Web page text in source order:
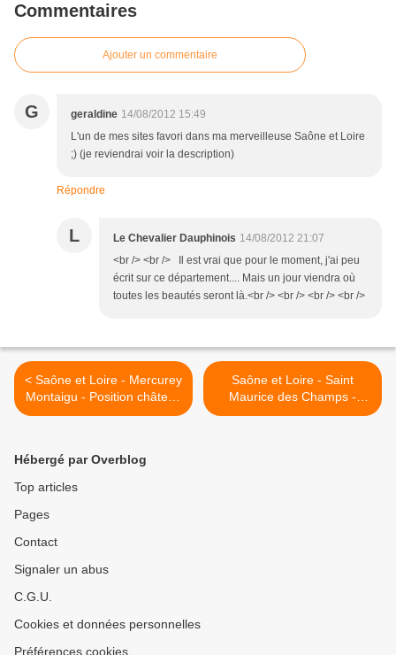
Commentaires
Ajouter un commentaire
G geraldine 14/08/2012 15:49
L'un de mes sites favori dans ma merveilleuse Saône et Loire
;) (je reviendrai voir la description)
Répondre
L Le Chevalier Dauphinois 14/08/2012 21:07
<br /> <br /> Il est vrai que pour le moment, j'ai peu
écrit sur ce département.... Mais un jour viendra où
toutes les beautés seront là.<br /> <br /> <br /> <br />
< Saône et Loire - Mercurey
Montaigu - Position château
sur carte
Saône et Loire - Saint
Maurice des Champs -
Position église sur carte >
Hébergé par Overblog
Top articles
Pages
Contact
Signaler un abus
C.G.U.
Cookies et données personnelles
Préférences cookies